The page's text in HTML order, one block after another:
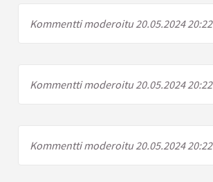
Kommentti moderoitu 20.05.2024 20:22
Kommentti moderoitu 20.05.2024 20:22
Kommentti moderoitu 20.05.2024 20:22